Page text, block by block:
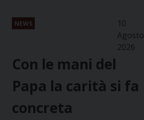
NEWS
10
Agosto
2026
Con le mani del
Papa la carità si fa
concreta